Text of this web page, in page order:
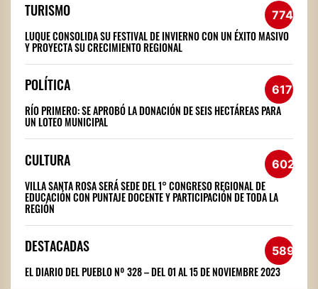
TURISMO 774
LUQUE CONSOLIDA SU FESTIVAL DE INVIERNO CON UN ÉXITO MASIVO
Y PROYECTA SU CRECIMIENTO REGIONAL
POLÍTICA 617
RÍO PRIMERO: SE APROBÓ LA DONACIÓN DE SEIS HECTÁREAS PARA
UN LOTEO MUNICIPAL
CULTURA 602
VILLA SANTA ROSA SERÁ SEDE DEL 1° CONGRESO REGIONAL DE
EDUCACIÓN CON PUNTAJE DOCENTE Y PARTICIPACIÓN DE TODA LA
REGIÓN
DESTACADAS 589
EL DIARIO DEL PUEBLO Nº 328 – DEL 01 AL 15 DE NOVIEMBRE 2023